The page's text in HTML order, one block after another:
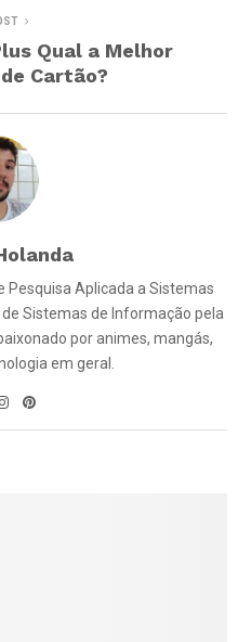
Qual a Melhor
Cartão?
Pesquisa Aplicada a Sistemas
Sistemas de Informação pela
por animes, mangás,
em geral.